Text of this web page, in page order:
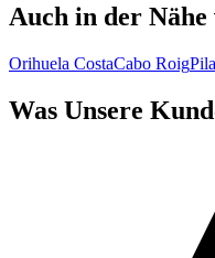
Auch in der
Orihuela CostaCabo Roig
Was Unsere